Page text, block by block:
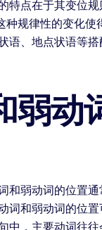
特点在于其变位
种规律性的变化
语、地点状语等
弱动
和弱动词的位置
词和弱动词的位
中，主要动词往